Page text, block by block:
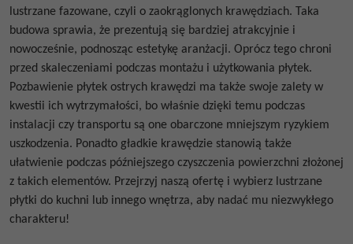
lustrzane fazowane, czyli o zaokrąglonych krawędziach. Taka
budowa sprawia, że prezentują się bardziej atrakcyjnie i
nowocześnie, podnosząc estetykę aranżacji. Oprócz tego chroni
przed skaleczeniami podczas montażu i użytkowania płytek.
Pozbawienie płytek ostrych krawędzi ma także swoje zalety w
kwestii ich wytrzymałości, bo właśnie dzięki temu podczas
instalacji czy transportu są one obarczone mniejszym ryzykiem
uszkodzenia. Ponadto gładkie krawędzie stanowią także
ułatwienie podczas późniejszego czyszczenia powierzchni złożonej
z takich elementów. Przejrzyj naszą ofertę i wybierz lustrzane
płytki do kuchni
lub innego wnętrza, aby nadać mu niezwykłego
charakteru!